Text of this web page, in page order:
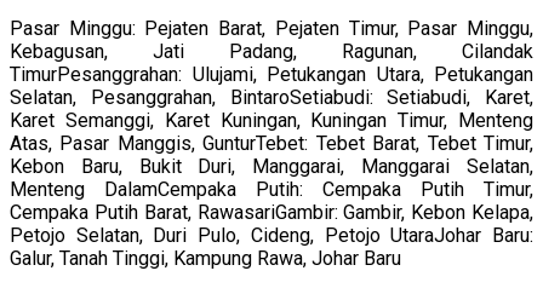
Pasar Minggu: Pejaten Barat, Pejaten Timur, Pasar Minggu,
Kebagusan, Jati Padang, Ragunan, Cilandak
TimurPesanggrahan: Ulujami, Petukangan Utara, Petukangan
Selatan, Pesanggrahan, BintaroSetiabudi: Setiabudi, Karet,
Karet Semanggi, Karet Kuningan, Kuningan Timur, Menteng
Atas, Pasar Manggis, GunturTebet: Tebet Barat, Tebet Timur,
Kebon Baru, Bukit Duri, Manggarai, Manggarai Selatan,
Menteng DalamCempaka Putih: Cempaka Putih Timur,
Cempaka Putih Barat, RawasariGambir: Gambir, Kebon Kelapa,
Petojo Selatan, Duri Pulo, Cideng, Petojo UtaraJohar Baru:
Galur, Tanah Tinggi, Kampung Rawa, Johar Baru